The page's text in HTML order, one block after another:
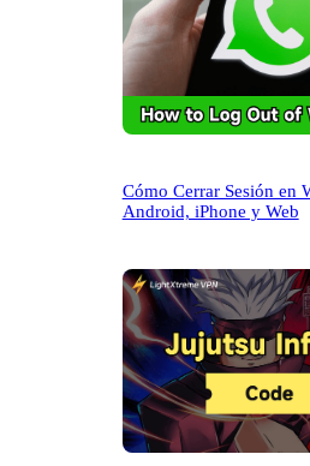
Cómo Cerrar Sesión en
Android, iPhone y Web